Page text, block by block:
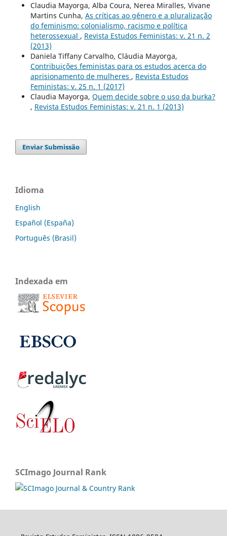
Claudia Mayorga, Alba Coura, Nerea Miralles, Vivane
Martins Cunha, As críticas ao gênero e a pluralização
do feminismo: colonialismo, racismo e política
heterossexual , Revista Estudos Feministas: v. 21 n. 2
(2013)
Daniela Tiffany Carvalho, Cláudia Mayorga,
Contribuições feministas para os estudos acerca do
aprisionamento de mulheres , Revista Estudos
Feministas: v. 25 n. 1 (2017)
Claudia Mayorga, Quem decide sobre o uso da burka?
, Revista Estudos Feministas: v. 21 n. 1 (2013)
Enviar Submissão
Idioma
English
Español (España)
Português (Brasil)
Indexada em
SCImago Journal Rank